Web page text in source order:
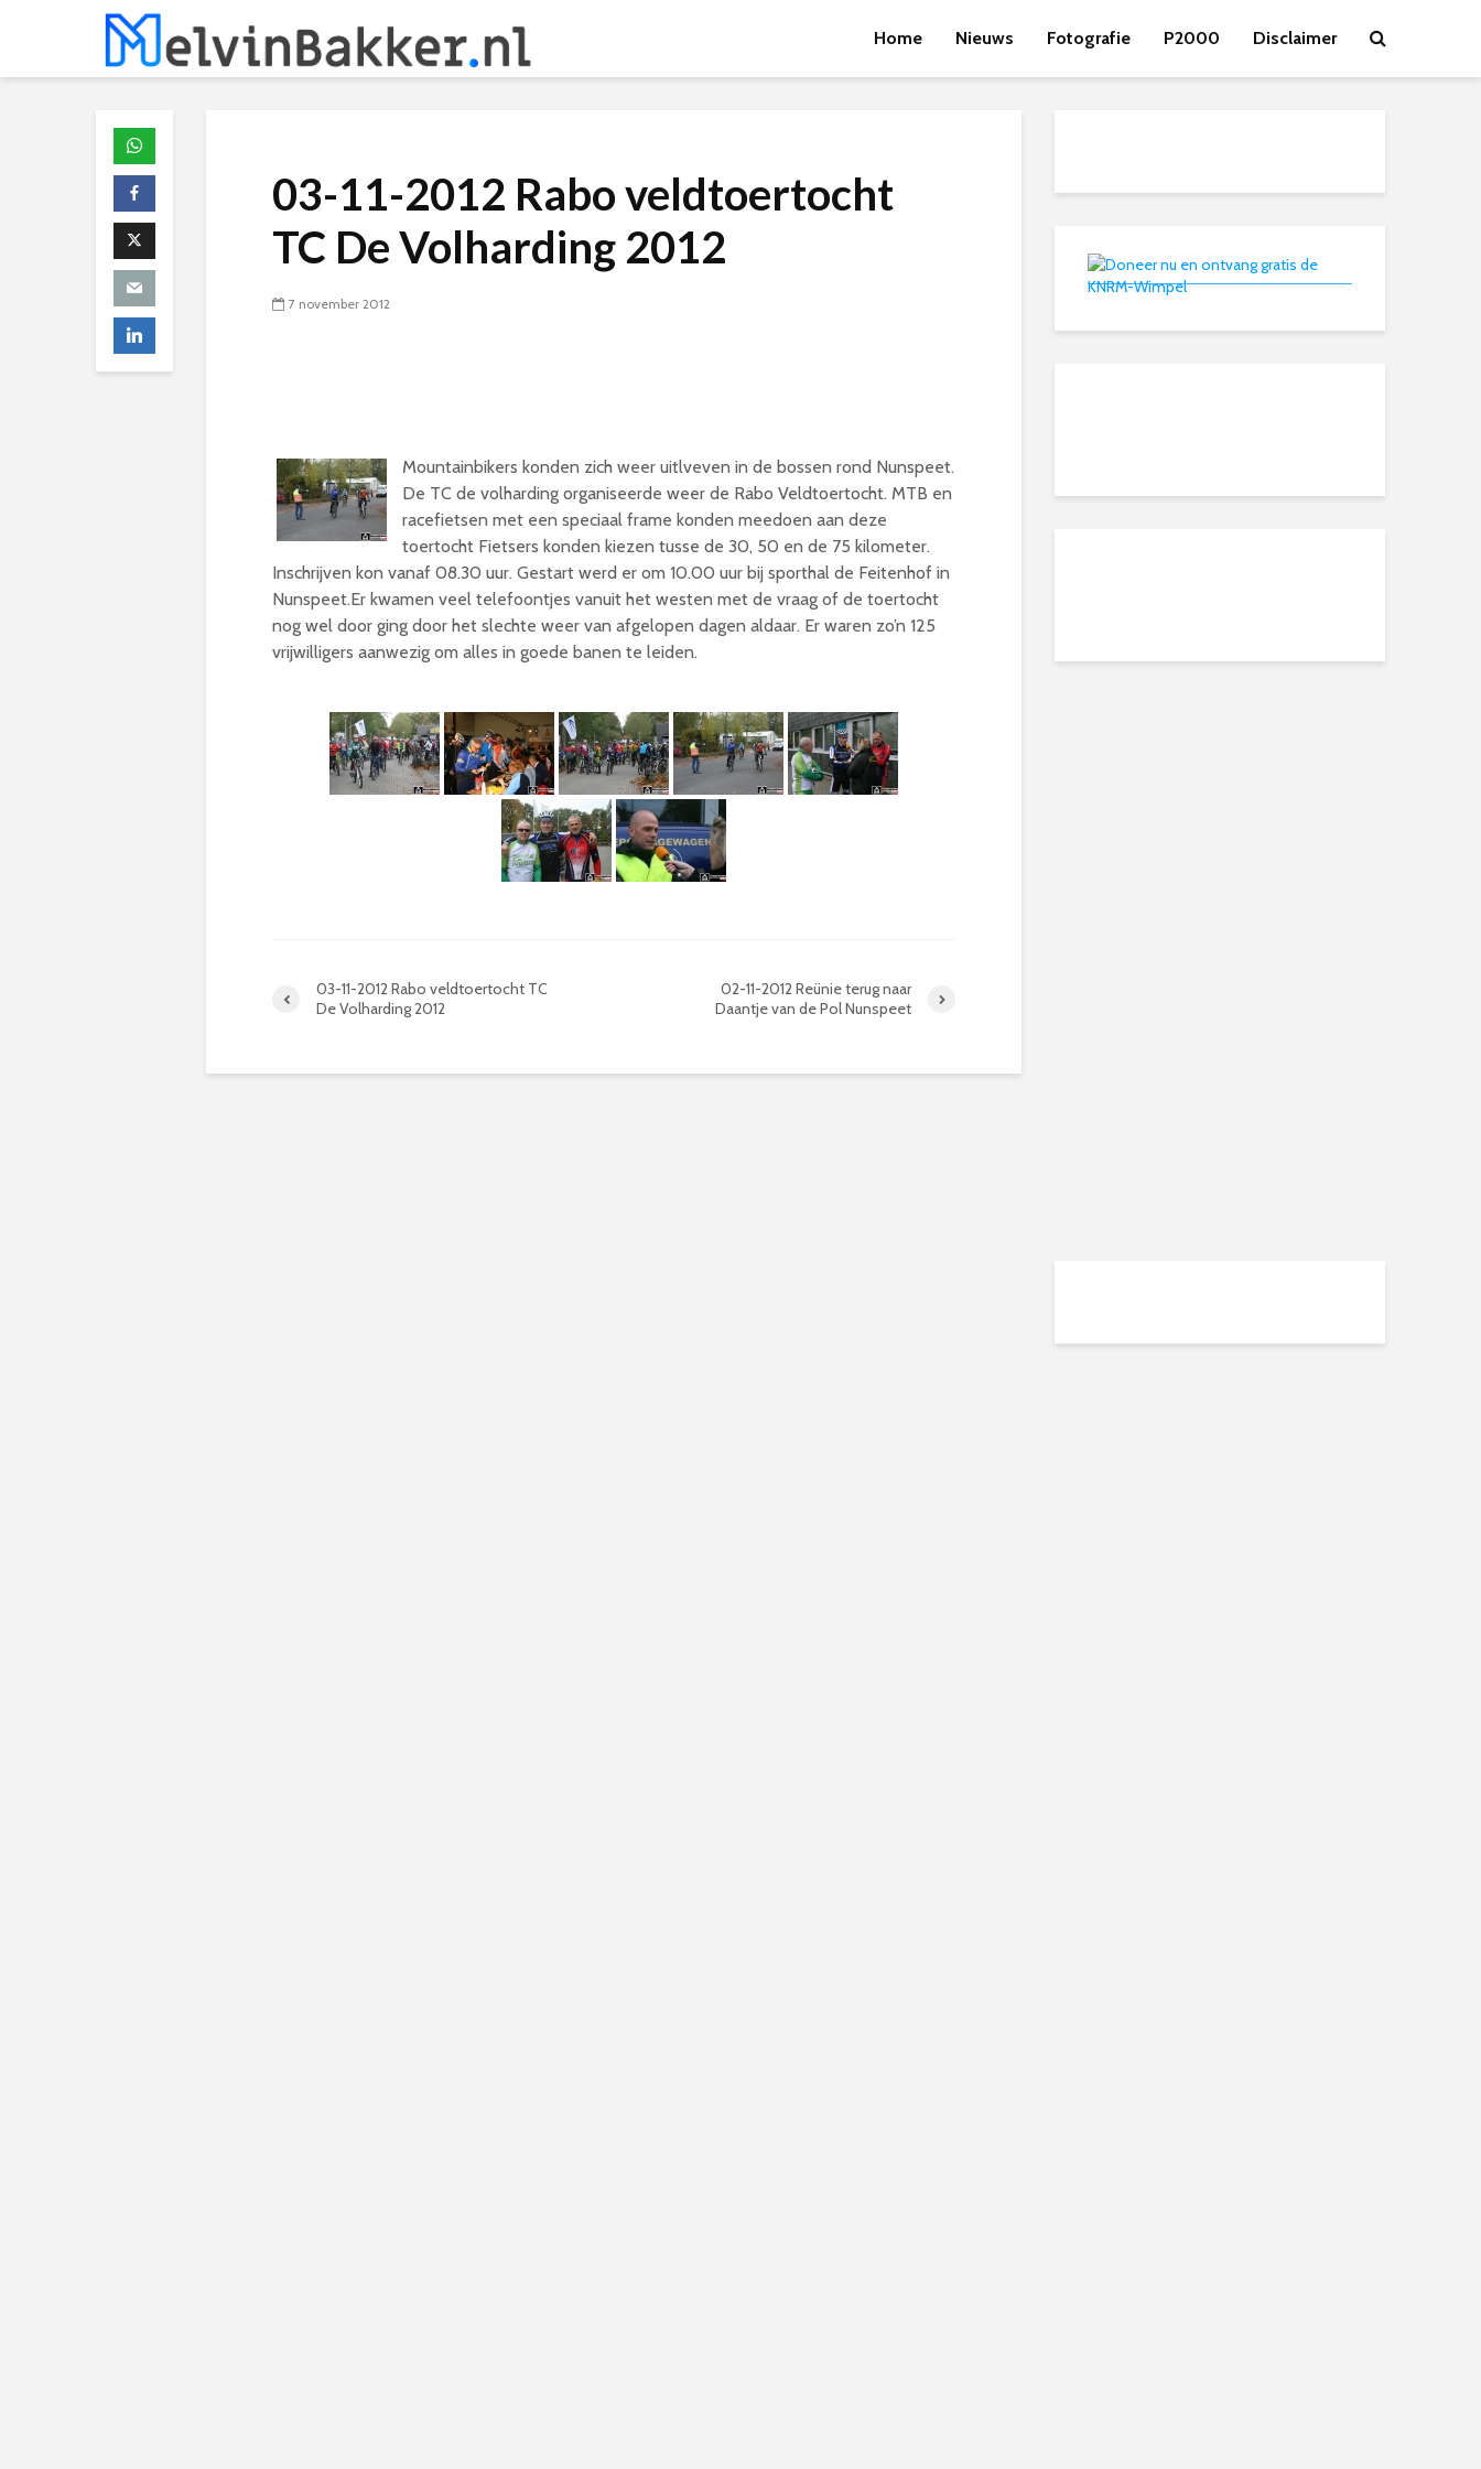
Home Nieuws Fotografie P2000 Disclaimer
03-11-2012 Rabo veldtoertocht
TC De Volharding 2012
7 november 2012
Mountainbikers konden zich weer uitlveven in de bossen rond Nunspeet.
De TC de volharding organiseerde weer de Rabo Veldtoertocht. MTB en
racefietsen met een speciaal frame konden meedoen aan deze
toertocht Fietsers konden kiezen tusse de 30, 50 en de 75 kilometer.
Inschrijven kon vanaf 08.30 uur. Gestart werd er om 10.00 uur bij sporthal de Feitenhof in
Nunspeet.Er kwamen veel telefoontjes vanuit het westen met de vraag of de toertocht
nog wel door ging door het slechte weer van afgelopen dagen aldaar. Er waren zo’n 125
vrijwilligers aanwezig om alles in goede banen te leiden.
03-11-2012 Rabo veldtoertocht TC
De Volharding 2012
02-11-2012 Reünie terug naar
Daantje van de Pol Nunspeet